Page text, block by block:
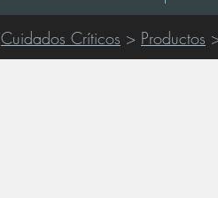
Cuidados Críticos > Productos